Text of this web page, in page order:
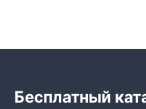
Бесплатный